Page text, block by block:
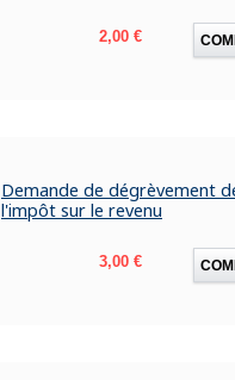
Prix
2,00 €
Demande de dégrèvement
l'impôt sur le revenu
Prix
3,00 €